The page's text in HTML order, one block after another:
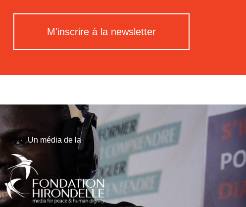
M'inscrire à la newsletter
Un média de la